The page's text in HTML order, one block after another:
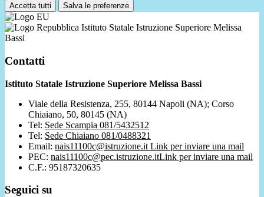
Accetta tutti Salva le preferenze
Istituto Statale Istruzione Superiore Melissa
Bassi
Contatti
Istituto Statale Istruzione Superiore Melissa Bassi
Viale della Resistenza, 255, 80144 Napoli (NA); Corso
Chiaiano, 50, 80145 (NA)
Tel: Sede Scampia 081/5432512
Tel: Sede Chiaiano 081/0488321
Email: nais11100c@istruzione.it Link per inviare una mail
PEC: nais11100c@pec.istruzione.itLink per inviare una mail
C.F.: 95187320635
Seguici su